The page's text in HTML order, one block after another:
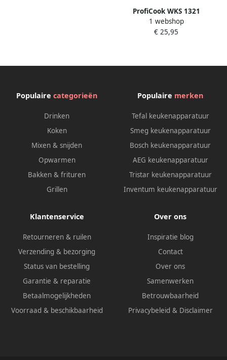
ProfiCook WKS 1321
Waterkoker 1.7Liter RVS
1 webshop
€ 25,95
Populaire categorieën
Drinken
Koken
Mixen & snijden
Opwarmen
Bakken & frituren
Grillen
Populaire merken
Tefal keukenapparatuur
Smeg keukenapparatuur
Bosch keukenapparatuur
AEG keukenapparatuur
Tristar keukenapparatuur
Inventum keukenapparatuur
Klantenservice
Retourneren & ruilen
Verzending & bezorging
Status van bestelling
Garantie & reparatie
Betaalmogelijkheden
Voorraad & beschikbaarheid
Over ons
Inspiratie blog
Contact
Over ons
Samenwerken
Betrouwbaarheid
Privacybeleid & Disclaimer